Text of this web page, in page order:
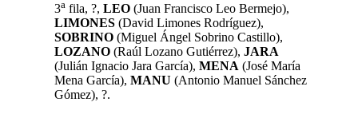
3a fila, ?, LEO (Juan Francisco Leo Bermejo),
LIMONES (David Limones Rodríguez),
SOBRINO (Miguel Ángel Sobrino Castillo),
LOZANO (Raúl Lozano Gutiérrez), JARA
(Julián Ignacio Jara García), MENA (José María
Mena García), MANU (Antonio Manuel Sánchez
Gómez), ?.